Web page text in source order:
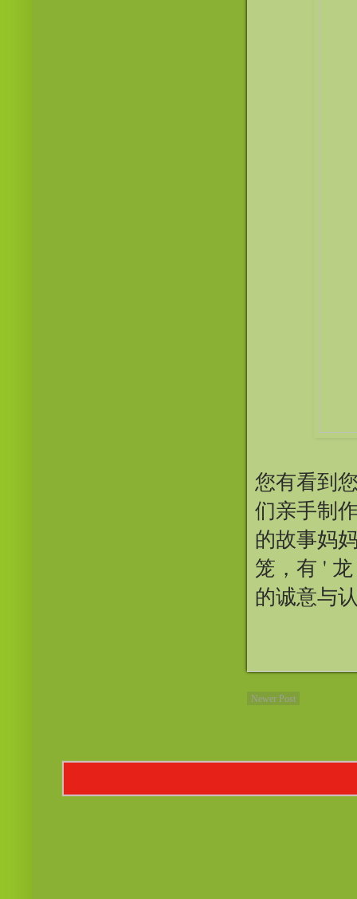
您有看到
们亲手制
的故事妈
笼，有 '
的诚意与
Newer Post